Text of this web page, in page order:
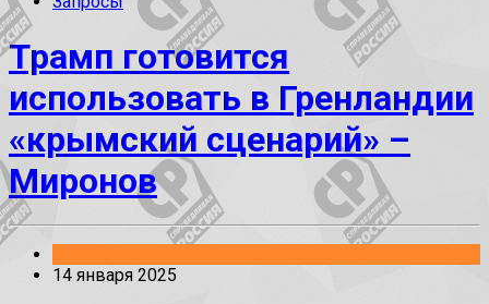
Трамп готовится
использовать в Гренландии
«крымский сценарий» –
Миронов
14 января 2025